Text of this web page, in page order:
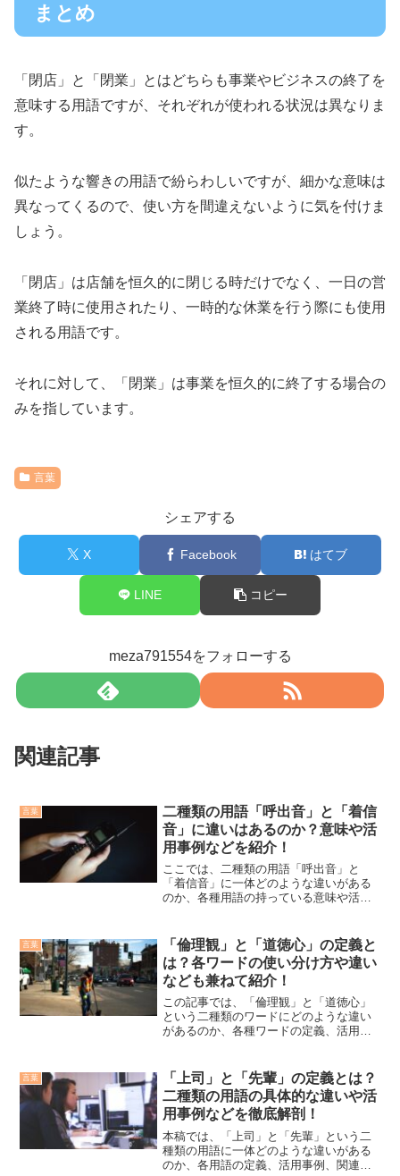
まとめ
「閉店」と「閉業」とはどちらも事業やビジネスの終了を
意味する用語ですが、それぞれが使われる状況は異なりま
す。
似たような響きの用語で紛らわしいですが、細かな意味は
異なってくるので、使い方を間違えないように気を付けま
しょう。
「閉店」は店舗を恒久的に閉じる時だけでなく、一日の営
業終了時に使用されたり、一時的な休業を行う際にも使用
される用語です。
それに対して、「閉業」は事業を恒久的に終了する場合の
みを指しています。
言葉
シェアする
X Facebook はてブ
LINE コピー
meza791554をフォローする
関連記事
言葉
二種類の用語「呼出音」と「着信
音」に違いはあるのか？意味や活
用事例などを紹介！
ここでは、二種類の用語「呼出音」と
「着信音」に一体どのような違いがある
のか、各種用語の持っている意味や活用
出音」とは、こちらから電話をかけた際
に相手が応答するまでの間、...
言葉
「倫理観」と「道徳心」の定義と
は？各ワードの使い分け方や違い
なども兼ねて紹介！
この記事では、「倫理観」と「道徳心」
という二種類のワードにどのような違い
があるのか、各種ワードの定義、活用事
とは、ある社会や集団内で受け入れられ
ている行動標準やその正当...
言葉
「上司」と「先輩」の定義とは？
二種類の用語の具体的な違いや活
用事例などを徹底解剖！
本稿では、「上司」と「先輩」という二
種類の用語に一体どのような違いがある
のか、各用語の定義、活用事例、関連用